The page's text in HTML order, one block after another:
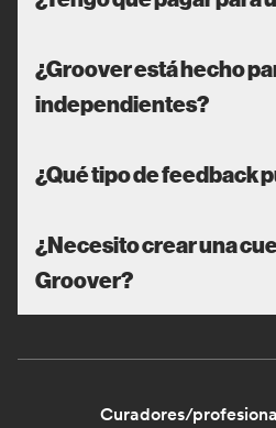
¿Groover está hecho
independientes?
¿Qué tipo de feedback
¿Necesito crear una
Groover?
Curadores/